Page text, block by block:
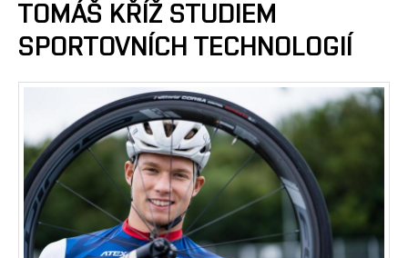
TOMÁŠ KŘÍŽ STUDIEM
SPORTOVNÍCH TECHNOLOGIÍ